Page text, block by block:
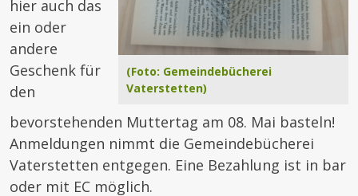
(Foto: Gemeindebücherei
Vaterstetten)
hier auch das
ein oder
andere
Geschenk für
den
bevorstehenden Muttertag am 08. Mai basteln!
Anmeldungen nimmt die Gemeindebücherei
Vaterstetten entgegen. Eine Bezahlung ist in bar
oder mit EC möglich.